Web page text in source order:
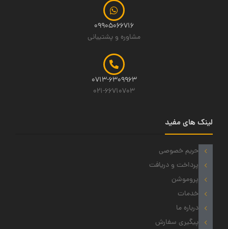
09905066716
مشاوره و پشتیبانی
0713-6309963
021-66710703
لینک های مفید
حریم خصوصی
پرداخت و دریافت
پروموشن
خدمات
درباره ما
پیگیری سفارش